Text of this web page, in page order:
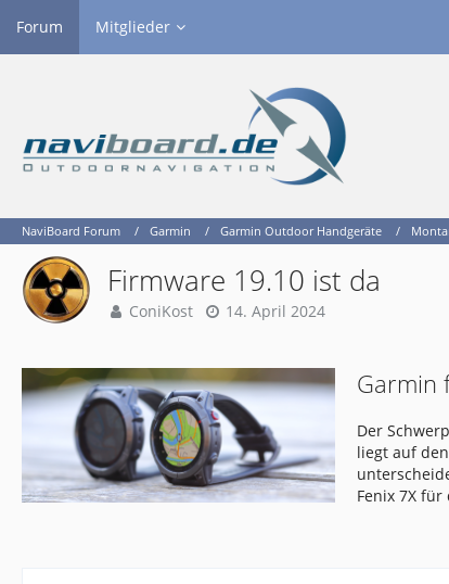
Forum Mitglieder
NaviBoard Forum Garmin Garmin Outdoor Handgeräte
Firmware 19.10 ist da
ConiKost 14. April 2024
Garmin
Der
liegt auf
Fenix 7X